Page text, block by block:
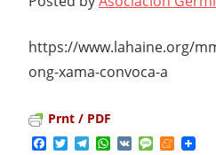
https://www.lahaine.org/
ong-xama-convoca-a
Prnt / PDF
Facebook
TwitterTelegram
WhatsApp
VK Message